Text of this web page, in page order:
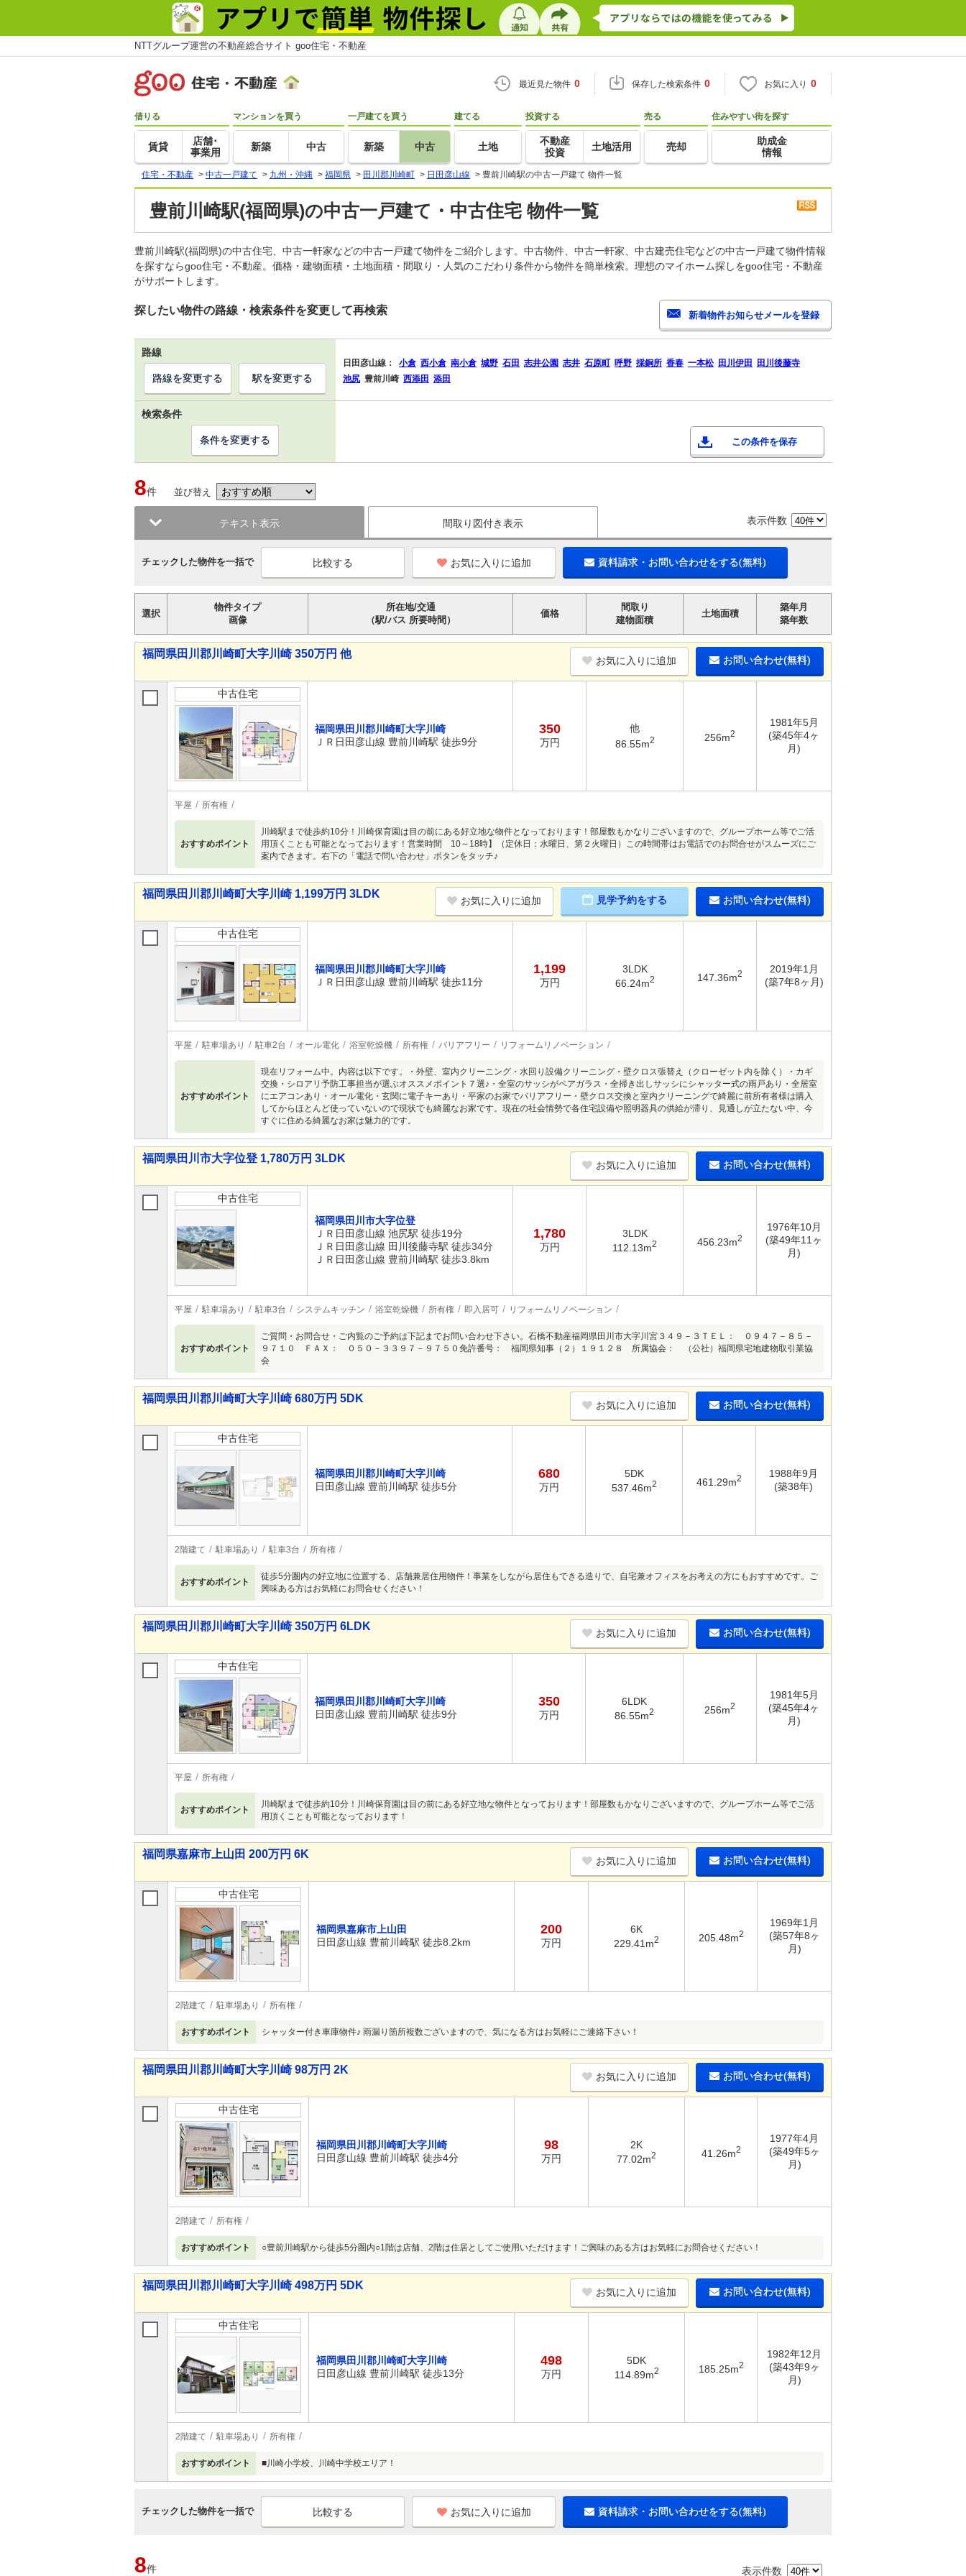
NTTグループ運営の不動産総合サイト goo住宅・不動産
最近見た物件 0 保存した検索条件 0 お気に入り 0
借りる
賃貸
店舗･
事業用
マンションを買う
新築 中古
一戸建てを買う
新築 中古
建てる
土地
投資する
不動産
投資
土地活用
売る
売却
住みやすい街を探す
助成金
情報
住宅・不動産 > 中古一戸建て > 九州・沖縄 > 福岡県 > 田川郡川崎町 > 日田彦山線 > 豊前川崎駅の中古一戸建て 物件一覧
豊前川崎駅(福岡県)の中古一戸建て・中古住宅 物件一覧
豊前川崎駅(福岡県)の中古住宅、中古一軒家などの中古一戸建て物件をご紹介します。中古物件、中古一軒家、中古建売住宅などの中古一戸建て物件情報
を探すならgoo住宅・不動産。価格・建物面積・土地面積・間取り・人気のこだわり条件から物件を簡単検索。理想のマイホーム探しをgoo住宅・不動産
がサポートします。
探したい物件の路線・検索条件を変更して再検索
路線
日田彦山線： 小倉 西小倉 南小倉 城野 石田 志井公園 志井 石原町 呼野 採銅所 香春 一本松 田川伊田
田川後藤寺
池尻 豊前川崎 西添田 添田
路線を変更する 駅を変更する
検索条件
この条件を保存
条件を変更する
8件 並び替え
テキスト表示 間取り図付き表示 表示件数
チェックした物件を一括で お気に入りに追加 資料請求・お問い合わせをする(無料)
選択
物件タイプ
画像
所在地/交通
（駅/バス 所要時間）
価格
間取り
建物面積
土地面積
築年月
築年数
福岡県田川郡川崎町大字川崎 350万円 他
お気に入りに追加 お問い合わせ(無料)
中古住宅
福岡県田川郡川崎町大字川崎
ＪＲ日田彦山線 豊前川崎駅 徒歩9分
350
万円
他
86.55m2 256m2
1981年5月
(築45年4ヶ
月)
平屋 所有権
おすすめポイント
川崎駅まで徒歩約10分！川崎保育園は目の前にある好立地な物件となっております！部屋数もかなりございますので、グループホーム等でご活
用頂くことも可能となっております！営業時間 10～18時】（定休日：水曜日、第２火曜日）この時間帯はお電話でのお問合せがスムーズにご
案内できます。右下の「電話で問い合わせ」ボタンをタッチ♪
福岡県田川郡川崎町大字川崎 1,199万円 3LDK
お気に入りに追加 見学予約をする お問い合わせ(無料)
中古住宅
福岡県田川郡川崎町大字川崎
ＪＲ日田彦山線 豊前川崎駅 徒歩11分
1,199
万円
3LDK
66.24m2 147.36m2
2019年1月
(築7年8ヶ月)
平屋 駐車場あり 駐車2台 オール電化 浴室乾燥機 所有権 バリアフリー リフォームリノベーション
おすすめポイント
現在リフォーム中。内容は以下です。・外壁、室内クリーニング・水回り設備クリーニング・壁クロス張替え（クローゼット内を除く）・カギ
交換・シロアリ予防工事担当が選ぶオススメポイント７選♪・全室のサッシがペアガラス・全掃き出しサッシにシャッター式の雨戸あり・全居室
にエアコンあり・オール電化・玄関に電子キーあり・平家のお家でバリアフリー・壁クロス交換と室内クリーニングで綺麗に前所有者様は購入
してからほとんど使っていないので現状でも綺麗なお家です。現在の社会情勢で各住宅設備や照明器具の供給が滞り、見通しが立たない中、今
すぐに住める綺麗なお家は魅力的です。
福岡県田川市大字位登 1,780万円 3LDK
お気に入りに追加 お問い合わせ(無料)
中古住宅
福岡県田川市大字位登
ＪＲ日田彦山線 池尻駅 徒歩19分
ＪＲ日田彦山線 田川後藤寺駅 徒歩34分
ＪＲ日田彦山線 豊前川崎駅 徒歩3.8km
1,780
万円
3LDK
112.13m2 456.23m2
1976年10月
(築49年11ヶ
月)
平屋 駐車場あり 駐車3台 システムキッチン 浴室乾燥機 所有権 即入居可 リフォームリノベーション
おすすめポイント
ご質問・お問合せ・ご内覧のご予約は下記までお問い合わせ下さい。石橋不動産福岡県田川市大字川宮３４９－３ＴＥＬ： ０９４７－８５－
９７１０ ＦＡＸ： ０５０－３３９７－９７５０免許番号： 福岡県知事（２）１９１２８ 所属協会： （公社）福岡県宅地建物取引業協
会
福岡県田川郡川崎町大字川崎 680万円 5DK
お気に入りに追加 お問い合わせ(無料)
中古住宅
福岡県田川郡川崎町大字川崎
日田彦山線 豊前川崎駅 徒歩5分
680
万円
5DK
537.46m2 461.29m2
1988年9月
(築38年)
2階建て 駐車場あり 駐車3台 所有権
おすすめポイント
徒歩5分圏内の好立地に位置する、店舗兼居住用物件！事業をしながら居住もできる造りで、自宅兼オフィスをお考えの方にもおすすめです。ご
興味ある方はお気軽にお問合せください！
福岡県田川郡川崎町大字川崎 350万円 6LDK
お気に入りに追加 お問い合わせ(無料)
中古住宅
福岡県田川郡川崎町大字川崎
日田彦山線 豊前川崎駅 徒歩9分
350
万円
6LDK
86.55m2 256m2
1981年5月
(築45年4ヶ
月)
平屋 所有権
おすすめポイント
川崎駅まで徒歩約10分！川崎保育園は目の前にある好立地な物件となっております！部屋数もかなりございますので、グループホーム等でご活
用頂くことも可能となっております！
福岡県嘉麻市上山田 200万円 6K
お気に入りに追加 お問い合わせ(無料)
中古住宅
福岡県嘉麻市上山田
日田彦山線 豊前川崎駅 徒歩8.2km
200
万円
6K
229.41m2 205.48m2
1969年1月
(築57年8ヶ
月)
2階建て 駐車場あり 所有権
おすすめポイント シャッター付き車庫物件♪ 雨漏り箇所複数ございますので、気になる方はお気軽にご連絡下さい！
福岡県田川郡川崎町大字川崎 98万円 2K
お気に入りに追加 お問い合わせ(無料)
中古住宅
福岡県田川郡川崎町大字川崎
日田彦山線 豊前川崎駅 徒歩4分
98
万円
2K
77.02m2 41.26m2
1977年4月
(築49年5ヶ
月)
2階建て 所有権
おすすめポイント ○豊前川崎駅から徒歩5分圏内○1階は店舗、2階は住居としてご使用いただけます！ご興味のある方はお気軽にお問合せください！
福岡県田川郡川崎町大字川崎 498万円 5DK
お気に入りに追加 お問い合わせ(無料)
中古住宅
福岡県田川郡川崎町大字川崎
日田彦山線 豊前川崎駅 徒歩13分
498
万円
5DK
114.89m2 185.25m2
1982年12月
(築43年9ヶ
月)
2階建て 駐車場あり 所有権
おすすめポイント ■川崎小学校、川崎中学校エリア！
チェックした物件を一括で お気に入りに追加 資料請求・お問い合わせをする(無料)
8件 表示件数